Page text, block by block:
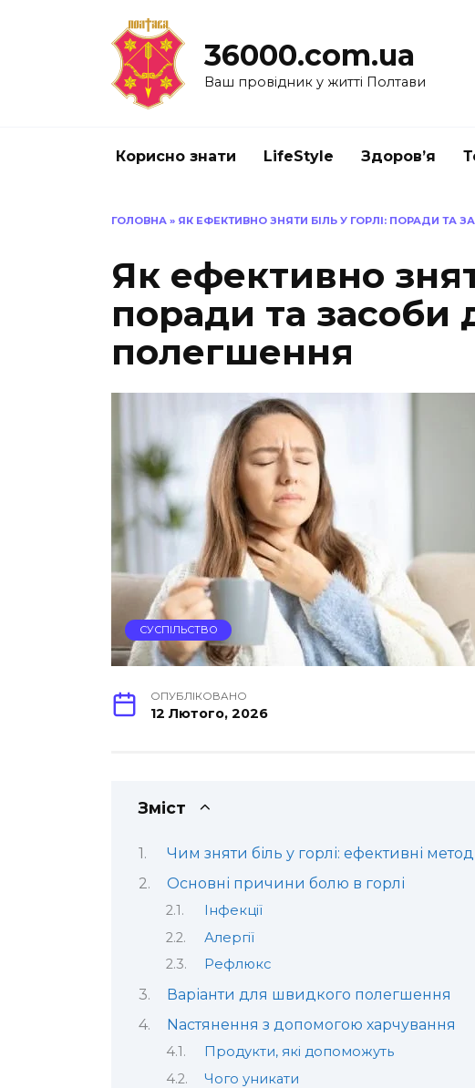
36000.com.ua
Ваш провідник у житті Полтави
Корисно знати LifeStyle Здоров’я
ГОЛОВНА » ЯК ЕФЕКТИВНО ЗНЯТИ БІЛЬ У ГОРЛІ: ПОРАДИ ТА
Як ефективно
поради та засоби
полегшення
СУСПІЛЬСТВО
ОПУБЛІКОВАНО
12 Лютого, 2026
Зміст
Чим зняти біль у горлі: ефективні
Основні причини болю в горлі
Інфекції
Алергії
Рефлюкс
Варіанти для швидкого полегшення
Nастянення з допомогою харчування
Продукти, які допоможуть
Чого уникати